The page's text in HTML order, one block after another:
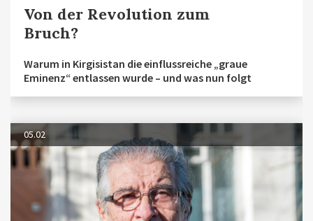
Von der Revolution zum
Bruch?
Warum in Kirgisistan die einflussreiche „graue
Eminenz“ entlassen wurde – und was nun folgt
05.02